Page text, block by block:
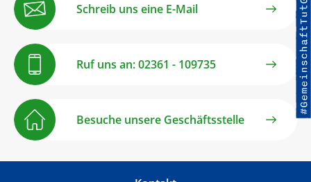
Schreib uns eine E-Mail
Ruf uns an: 02361 - 109735
Besuche unsere Geschäftsstelle